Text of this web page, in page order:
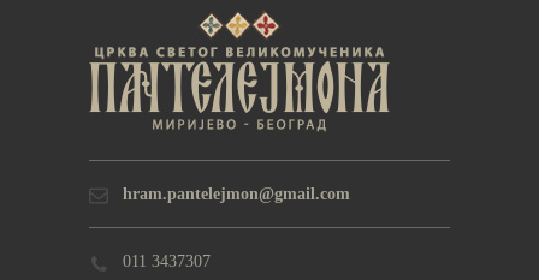
hram.pantelejmon@gmail.com
011 3437307